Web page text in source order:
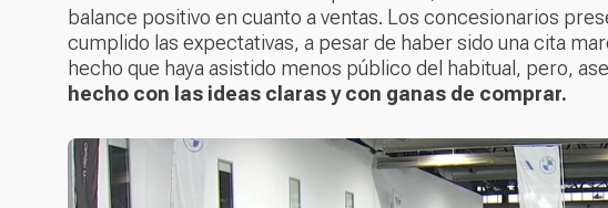
balance positivo en cuanto a ventas. Los concesionarios
cumplido las expectativas, a pesar de haber sido una cita
hecho que haya asistido menos público del habitual, pero,
hecho con las ideas claras y con ganas de comprar.